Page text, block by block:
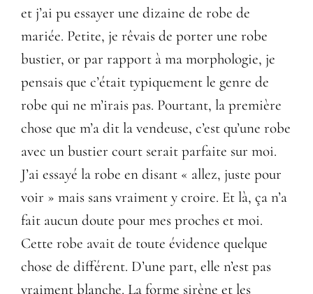
et j’ai pu essayer une dizaine de robe de
mariée. Petite, je rêvais de porter une robe
bustier, or par rapport à ma morphologie, je
pensais que c’était typiquement le genre de
robe qui ne m’irais pas. Pourtant, la première
chose que m’a dit la vendeuse, c’est qu’une robe
avec un bustier court serait parfaite sur moi.
J’ai essayé la robe en disant « allez, juste pour
voir » mais sans vraiment y croire. Et là, ça n’a
fait aucun doute pour mes proches et moi.
Cette robe avait de toute évidence quelque
chose de différent. D’une part, elle n’est pas
vraiment blanche. La forme sirène et les